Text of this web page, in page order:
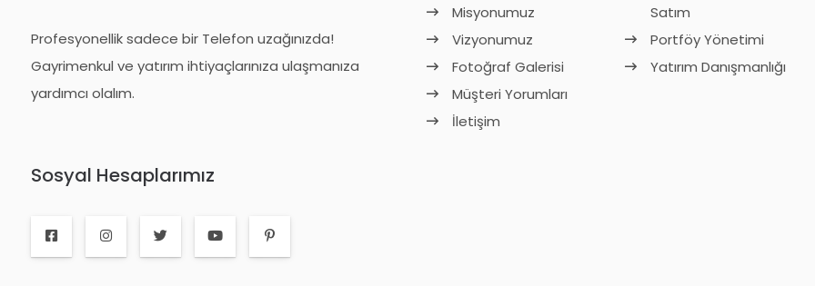
Profesyonellik sadece bir Telefon uzağınızda!
Gayrimenkul ve yatırım ihtiyaçlarınıza ulaşmanıza
yardımcı olalım.
Sosyal Hesaplarımız
Misyonumuz
Vizyonumuz
Fotoğraf Galerisi
Müşteri Yorumları
İletişim
Satım
Portföy Yönetimi
Yatırım Danışmanlığı